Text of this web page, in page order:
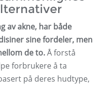
av akne, har både
sine fordeler, men
de to.Å forstå
forbrukere å ta
på deres hudtype,